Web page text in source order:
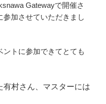
Gatewayで開催さ
加させていただきまし
ントに参加できてとても
有村さん、マスターには